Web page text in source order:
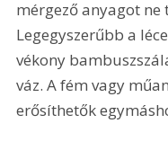
mérgező anyagot
Legegyszerűbb a
vékony
váz. A fém vagy
erősíthetők